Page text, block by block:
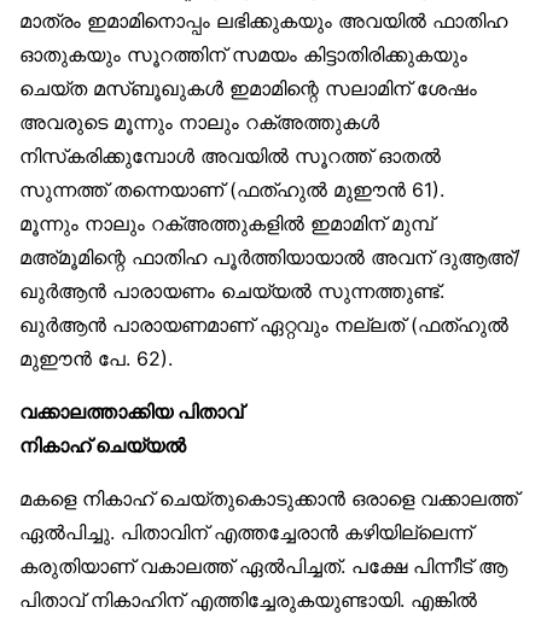
മാത്രം ഇമാമിനൊപ്പം ലഭിക്കുകയും അവയിൽ ഫാതിഹ
ഓതുകയും സൂറത്തിന് സമയം കിട്ടാതിരിക്കുകയും
ചെയ്ത മസ്ബൂഖുകൾ ഇമാമിന്റെ സലാമിന് ശേഷം
അവരുടെ മൂന്നും നാലും റക്അത്തുകൾ
നിസ്‌കരിക്കുമ്പോൾ അവയിൽ സൂറത്ത് ഓതൽ
സുന്നത്ത് തന്നെയാണ് (ഫത്ഹുൽ മുഈൻ 61).
മൂന്നും നാലും റക്അത്തുകളിൽ ഇമാമിന് മുമ്പ്
മഅ്മൂമിന്റെ ഫാതിഹ പൂർത്തിയായാൽ അവന് ദുആഅ്/
ഖുർആൻ പാരായണം ചെയ്യൽ സുന്നത്തുണ്ട്.
ഖുർആൻ പാരായണമാണ് ഏറ്റവും നല്ലത് (ഫത്ഹുൽ
മുഈൻ പേ. 62).
വക്കാലത്താക്കിയ പിതാവ്
നികാഹ് ചെയ്യൽ
മകളെ നികാഹ് ചെയ്തുകൊടുക്കാൻ ഒരാളെ വക്കാലത്ത്
ഏൽപിച്ചു. പിതാവിന് എത്തച്ചേരാൻ കഴിയില്ലെന്ന്
കരുതിയാണ് വകാലത്ത് ഏൽപിച്ചത്. പക്ഷേ പിന്നീട് ആ
പിതാവ് നികാഹിന് എത്തിച്ചേരുകയുണ്ടായി. എങ്കിൽ